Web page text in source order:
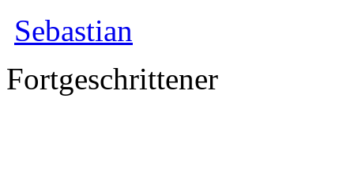
Sebastian
Fortgeschrittener